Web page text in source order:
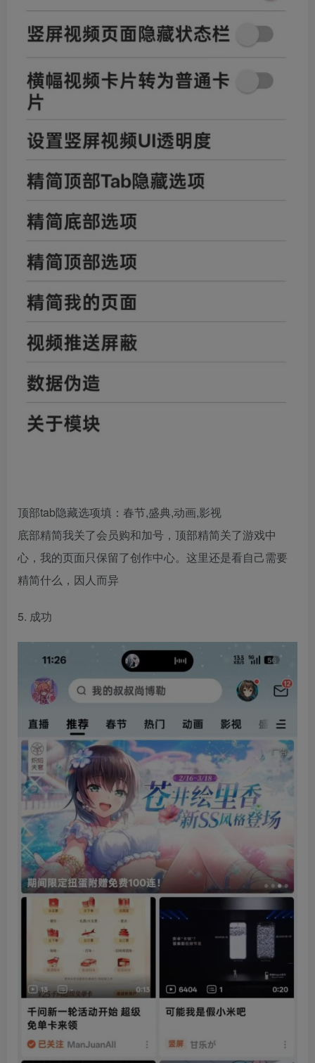
顶部tab隐藏选项填：春节,盛典,动画,影视
底部精简我关了会员购和加号，顶部精简关了游戏中
心，我的页面只保留了创作中心。这里还是看自己需要
精简什么，因人而异
5. 成功